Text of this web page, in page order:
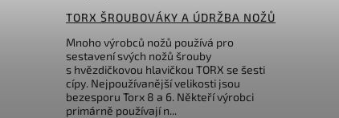
TORX ŠROUBOVÁKY A ÚDRŽBA NOŽŮ
Mnoho výrobců nožů používá pro
sestavení svých nožů šrouby
s hvězdičkovou hlavičkou TORX se šesti
cípy. Nejpoužívanější velikosti jsou
bezesporu Torx 8 a 6. Někteří výrobci
primárně používají n...